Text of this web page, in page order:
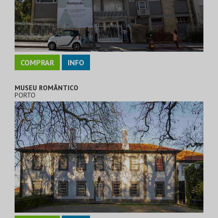
COMPRAR INFO
MUSEU ROMÂNTICO
PORTO